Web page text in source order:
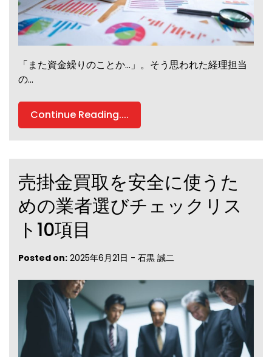
「また資金繰りのことか…」。そう思われた経理担当
の…
Continue Reading....
売掛金買取を安全に使うた
めの業者選びチェックリス
ト10項目
Posted on: 2025年6月21日 - 石黒 誠二